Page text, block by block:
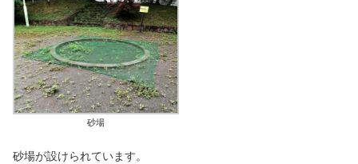
砂場
砂場が設けられています。